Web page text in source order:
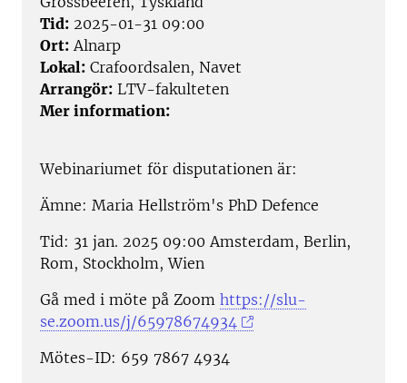
Tid: 2025-01-31 09:00
Ort: Alnarp
Lokal: Crafoordsalen, Navet
Arrangör: LTV-fakulteten
Mer information:
Webinariumet för disputationen är:
Ämne: Maria Hellström's PhD Defence
Tid: 31 jan. 2025 09:00 Amsterdam, Berlin,
Rom, Stockholm, Wien
Gå med i möte på Zoom https://slu-
se.zoom.us/j/65978674934
Mötes-ID: 659 7867 4934